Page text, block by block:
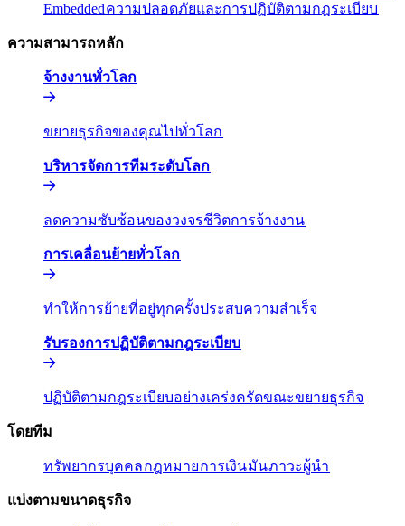
Embedded​​ความปลอดภัยและการปฏิบัติตามกฎระเบียบ​​
ความสามารถหลัก​​
จ้างงานทั่วโลก​​
ขยายธุรกิจของคุณไปทั่วโลก​​
บริหารจัดการทีมระดับโลก​​
ลดความซับซ้อนของวงจรชีวิตการจ้างงาน​​
การเคลื่อนย้ายทั่วโลก​​
ทำให้การย้ายที่อยู่ทุกครั้งประสบความสำเร็จ​​
รับรองการปฏิบัติตามกฎระเบียบ​​
ปฏิบัติตามกฎระเบียบอย่างเคร่งครัดขณะขยายธุรกิจ​​
โดยทีม​​
ทรัพยากรบุคคล​​กฎหมาย​​การเงิน​​มัน​​ภาวะผู้นํา​​
แบ่งตามขนาดธุรกิจ​​